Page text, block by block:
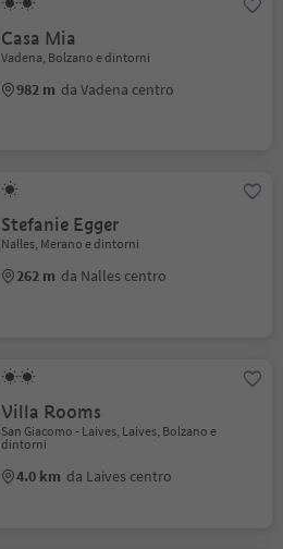
Casa Mia
Vadena, Bolzano e dintorni
982 m da Vadena centro
Stefanie Egger
Nalles, Merano e dintorni
262 m da Nalles centro
Villa Rooms
San Giacomo - Laives, Laives, Bolzano e
dintorni
4.0 km da Laives centro